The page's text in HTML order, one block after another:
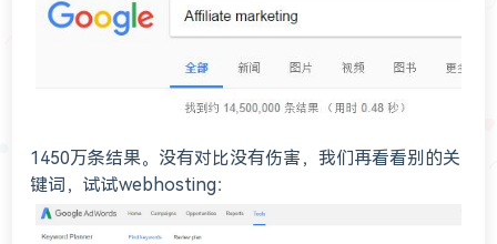
1450万条结果。没有对比没有伤害，我们再看看别的关
键词，试试webhosting：